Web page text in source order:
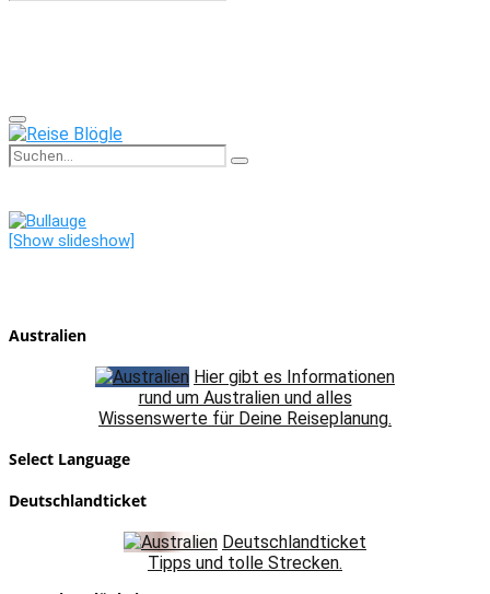
Primary
Menu
Search
for:
Search
[Show slideshow]
Australien
Hier gibt es Informationen
rund um Australien und alles
Wissenswerte für Deine Reiseplanung.
Select Language
Deutschlandticket
Deutschlandticket
Tipps und tolle Strecken.